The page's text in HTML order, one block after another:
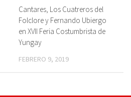
Cantares, Los Cuatreros del
Folclore y Fernando Ubiergo
en XVII Feria Costumbrista de
Yungay
FEBRERO 9, 2019